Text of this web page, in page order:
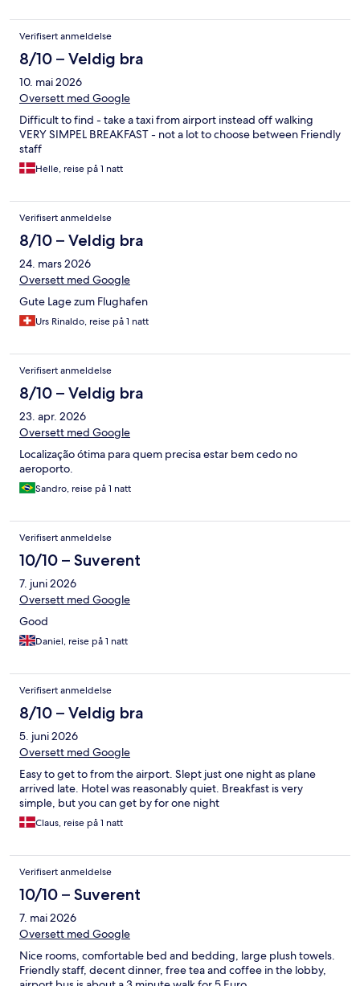
Verifisert anmeldelse
8/10 – Veldig bra
10. mai 2026
Oversett med Google
Difficult to find - take a taxi from airport instead off walking
VERY SIMPEL BREAKFAST - not a lot to choose between Friendly
staff
Helle, reise på 1 natt
Verifisert anmeldelse
8/10 – Veldig bra
24. mars 2026
Oversett med Google
Gute Lage zum Flughafen
Urs Rinaldo, reise på 1 natt
Verifisert anmeldelse
8/10 – Veldig bra
23. apr. 2026
Oversett med Google
Localização ótima para quem precisa estar bem cedo no
aeroporto.
Sandro, reise på 1 natt
Verifisert anmeldelse
10/10 – Suverent
7. juni 2026
Oversett med Google
Good
Daniel, reise på 1 natt
Verifisert anmeldelse
8/10 – Veldig bra
5. juni 2026
Oversett med Google
Easy to get to from the airport. Slept just one night as plane
arrived late. Hotel was reasonably quiet. Breakfast is very
simple, but you can get by for one night
Claus, reise på 1 natt
Verifisert anmeldelse
10/10 – Suverent
7. mai 2026
Oversett med Google
Nice rooms, comfortable bed and bedding, large plush towels.
Friendly staff, decent dinner, free tea and coffee in the lobby,